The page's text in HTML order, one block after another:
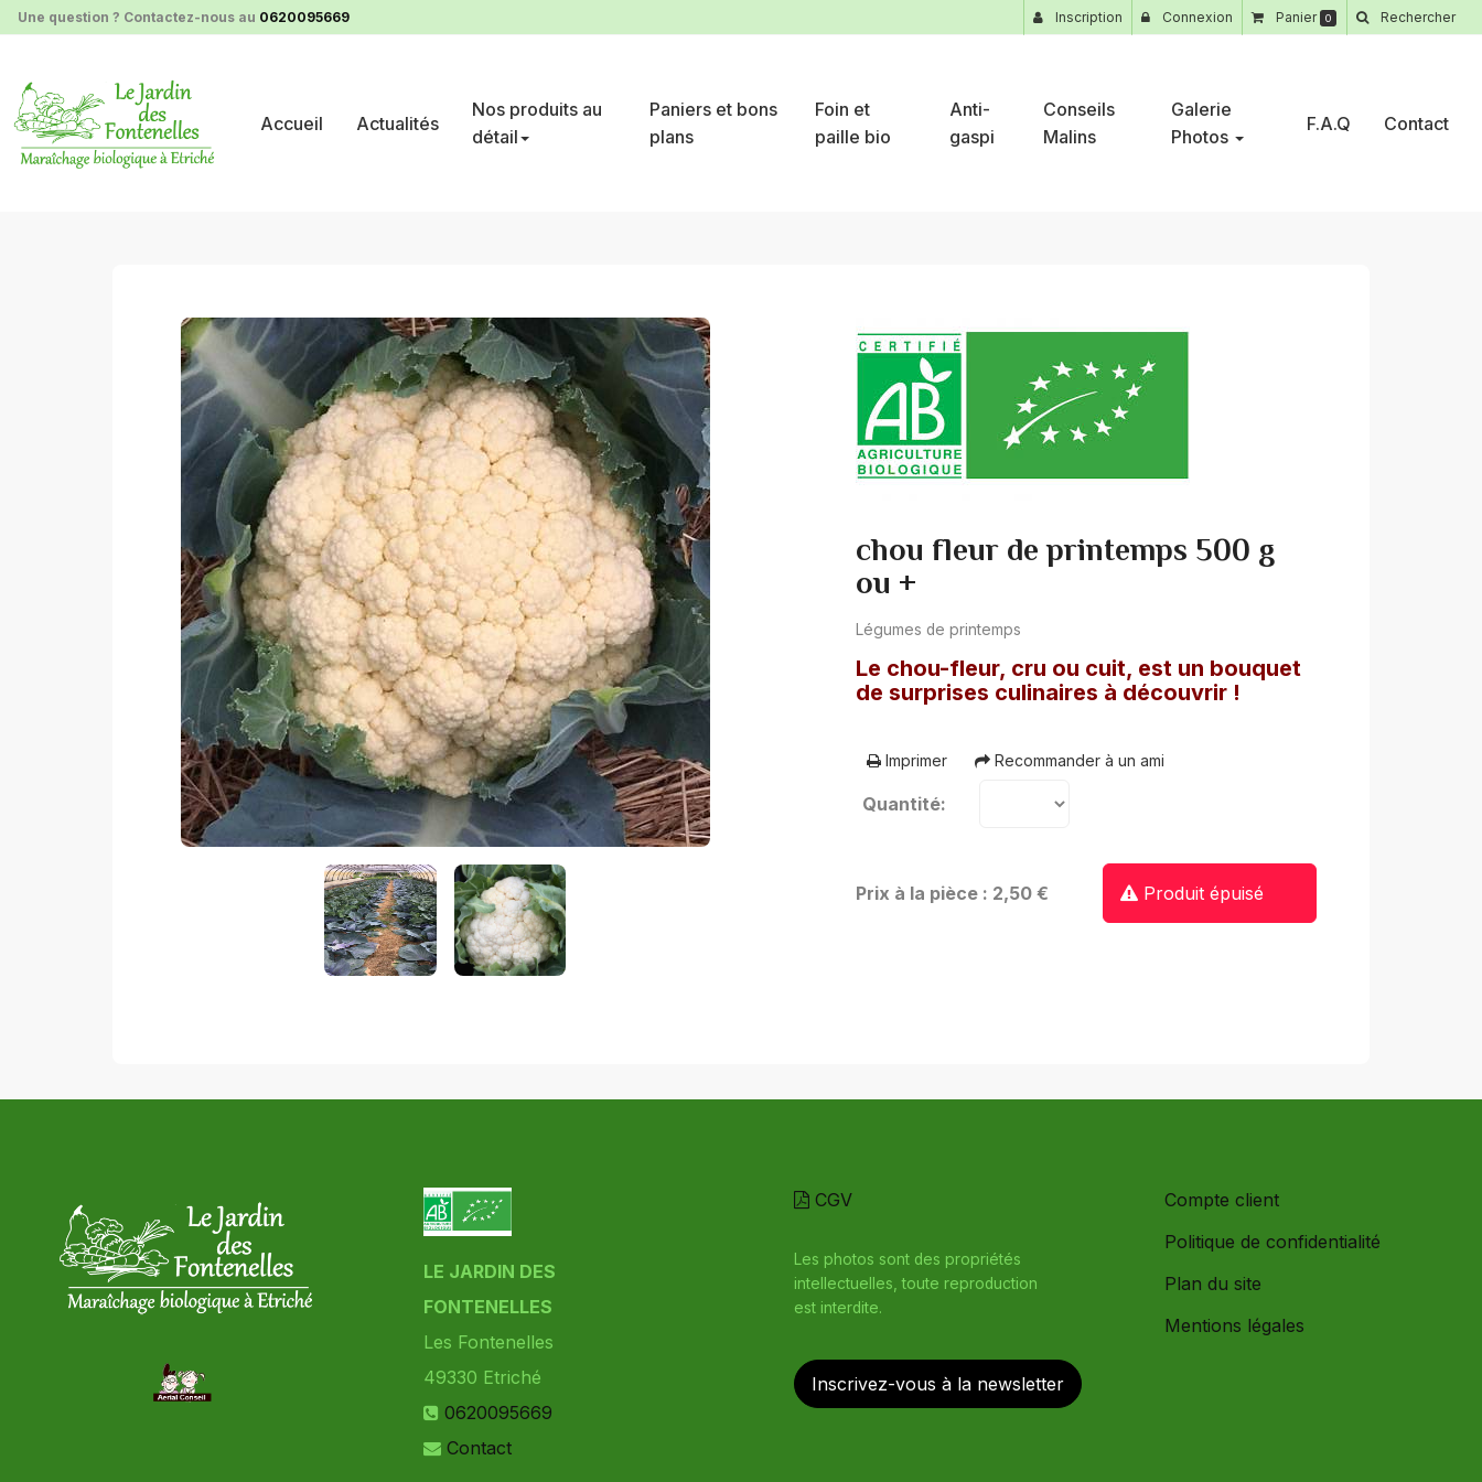
Panneau de gestion des cookies
Accueil Actualités
Nos produits au
détail
Paniers et bons
plans
Foin et
paille bio
Anti-
gaspi
Conseils
Malins
Galerie
Photos
F.A.Q Contact
chou fleur de printemps 500 g
ou +
Légumes de printemps
Le chou-fleur, cru ou cuit, est un bouquet
de surprises culinaires à découvrir !
Imprimer Recommander à un ami
Quantité:
Prix à la pièce : 2,50 € Produit épuisé
Une question ? Contactez-nous au 0620095669 Inscription Connexion Panier 0 Rechercher
LE JARDIN DES
FONTENELLES
Les Fontenelles
49330 Etriché
0620095669
Contact
CGV
Les photos sont des propriétés
intellectuelles, toute reproduction
est interdite.
Inscrivez-vous à la newsletter
Compte client
Politique de confidentialité
Plan du site
Mentions légales